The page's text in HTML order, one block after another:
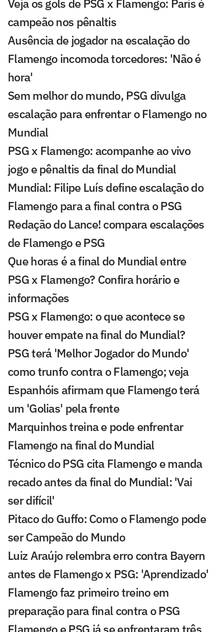
Veja os gols de PSG x Flamengo: Paris é
campeão nos pênaltis
Ausência de jogador na escalação do
Flamengo incomoda torcedores: 'Não é
hora'
Sem melhor do mundo, PSG divulga
escalação para enfrentar o Flamengo no
Mundial
PSG x Flamengo: acompanhe ao vivo
jogo e pênaltis da final do Mundial
Mundial: Filipe Luís define escalação do
Flamengo para a final contra o PSG
Redação do Lance! compara escalações
de Flamengo e PSG
Que horas é a final do Mundial entre
PSG x Flamengo? Confira horário e
informações
PSG x Flamengo: o que acontece se
houver empate na final do Mundial?
PSG terá 'Melhor Jogador do Mundo'
como trunfo contra o Flamengo; veja
Espanhóis afirmam que Flamengo terá
um 'Golias' pela frente
Marquinhos treina e pode enfrentar
Flamengo na final do Mundial
Técnico do PSG cita Flamengo e manda
recado antes da final do Mundial: 'Vai
ser difícil'
Pitaco do Guffo: Como o Flamengo pode
ser Campeão do Mundo
Luiz Araújo relembra erro contra Bayern
antes de Flamengo x PSG: 'Aprendizado'
Flamengo faz primeiro treino em
preparação para final contra o PSG